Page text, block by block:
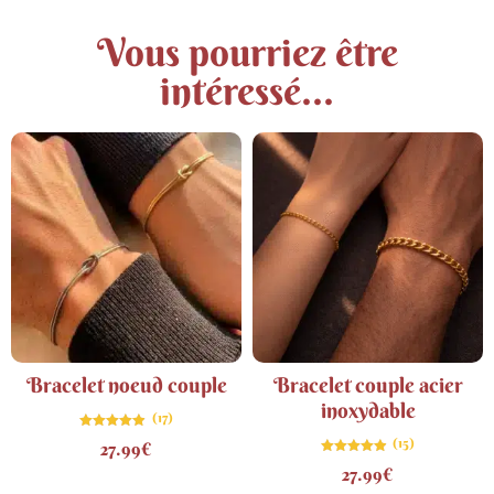
Vous pourriez être
intéressé...
Bracelet noeud couple
4.82
sur 5
(17)
27.99€
Bracelet couple acier
inoxydable
4.93
sur 5
(15)
27.99€